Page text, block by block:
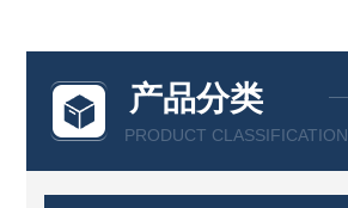
产品分类
PRODUCT CLASSIFICATION